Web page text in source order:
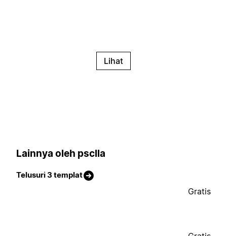
Lihat
Lainnya oleh psclla
Telusuri 3 templat
Gratis